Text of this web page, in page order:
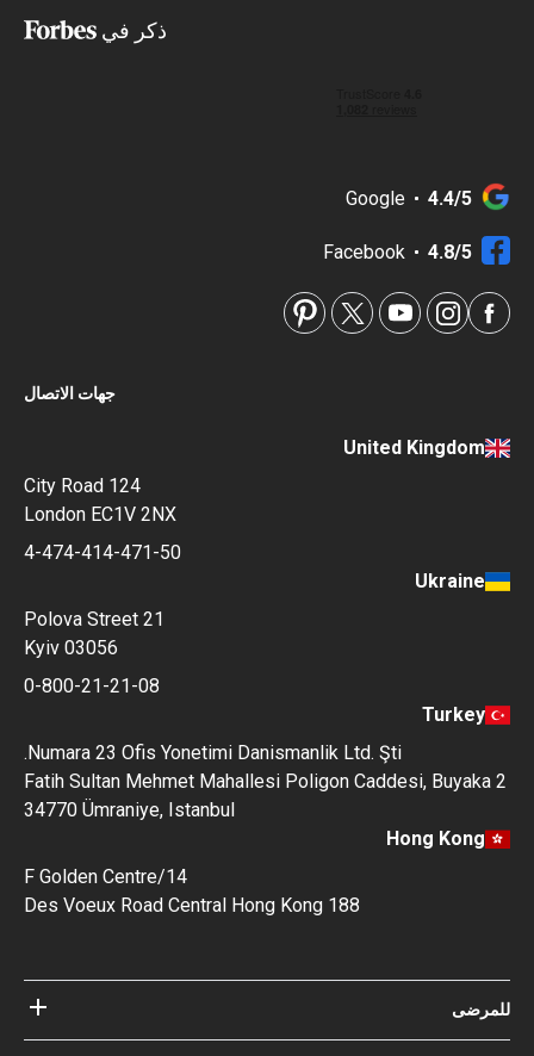
ذكر في
4.4/5
Google
4.8/5
Facebook
جهات الاتصال
United Kingdom
124 City Road
London EC1V 2NX
4-474-414-471-50
Ukraine
Polova Street 21
Kyiv 03056
0-800-21-21-08
Turkey
Numara 23 Ofis Yonetimi Danismanlik Ltd. Şti.
Fatih Sultan Mehmet Mahallesi Poligon Caddesi, Buyaka 2
34770 Ümraniye, Istanbul
Hong Kong
14/F Golden Centre
188 Des Voeux Road Central Hong Kong
للمرضى
مستشفيات